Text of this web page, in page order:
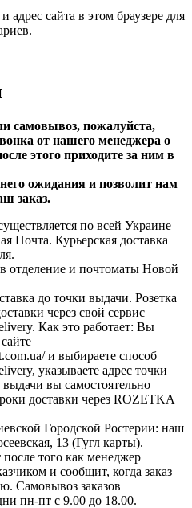
адрес сайта в этом браузере для
самовывоз, пожалуйста,
от нашего менеджера о
этого приходите за ним в
ожидания и позволит нам
заказ.
по всей Украине
Почта. Курьерская доставка
отделение и почтоматы Новой
до точки выдачи. Розетка
через свой сервис
Как это работает: Вы
и выбираете способ
указываете адрес точки
вы самостоятельно
доставки через ROZETKA
Городской Ростерии: наш
13 (Гугл карты).
того как менеджер
и сообщит, когда заказ
Самовывоз заказов
пн-пт с 9.00 до 18.00.